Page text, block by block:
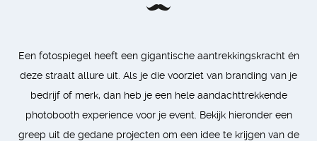
Een fotospiegel heeft een gigantische aantrekkingskracht én
deze straalt allure uit. Als je die voorziet van branding van je
bedrijf of merk, dan heb je een hele aandachttrekkende
photobooth experience voor je event. Bekijk hieronder een
greep uit de gedane projecten om een idee te krijgen van de